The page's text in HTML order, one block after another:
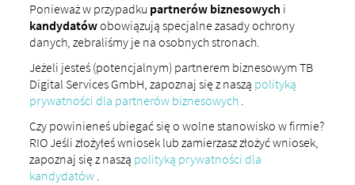
Ponieważ w przypadku partnerów biznesowych i
kandydatówobowiązują specjalne zasady ochrony
danych, zebraliśmy je na osobnych stronach.
Jeżeli jesteś (potencjalnym) partnerem biznesowym TB
Digital Services GmbH, zapoznaj się z naszą polityką
prywatności dla partnerów biznesowych.
Czy powinieneś ubiegać się o wolne stanowisko w firmie?
RIO Jeśli złożyłeś wniosek lub zamierzasz złożyć wniosek,
zapoznaj się z naszą polityką prywatności dla
kandydatów.